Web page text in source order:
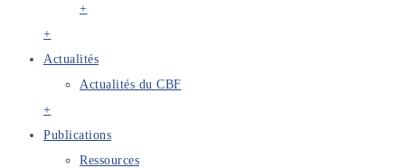
+
+
Actualités
Actualités du CBF
+
Publications
Ressources